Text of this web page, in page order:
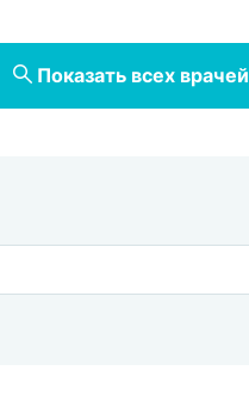
Показать всех врачей